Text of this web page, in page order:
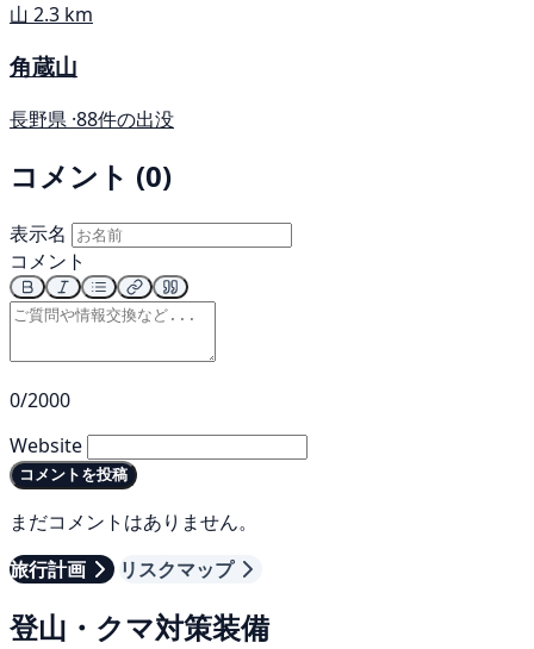
山 2.3 km
角蔵山
長野県 ·88件の出没
コメント (0)
表示名
コメント
0/2000
Website
コメントを投稿
まだコメントはありません。
旅行計画
リスクマップ
登山・クマ対策装備